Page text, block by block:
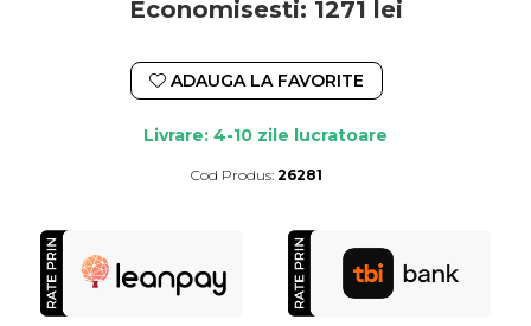
Economisesti: 1271 lei
ADAUGA LA FAVORITE
Livrare: 4-10 zile lucratoare
Cod Produs: 26281